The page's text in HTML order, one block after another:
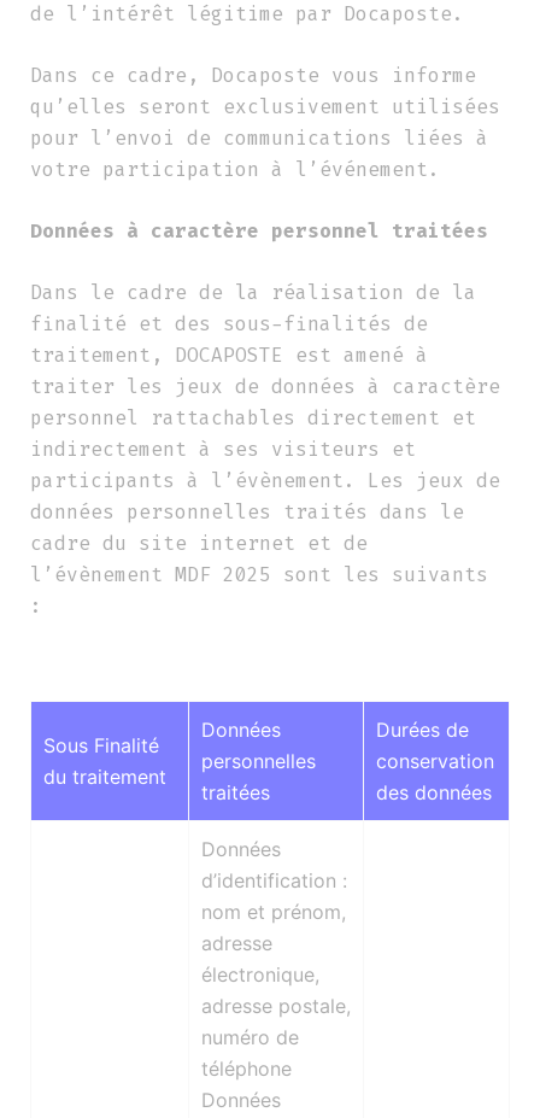
de l’intérêt légitime par Docaposte.
Dans ce cadre, Docaposte vous informe
qu’elles seront exclusivement utilisées
pour l’envoi de communications liées à
votre participation à l’événement.
Données à caractère personnel traitées
Dans le cadre de la réalisation de la
finalité et des sous-finalités de
traitement, DOCAPOSTE est amené à
traiter les jeux de données à caractère
personnel rattachables directement et
indirectement à ses visiteurs et
participants à l’évènement. Les jeux de
données personnelles traités dans le
cadre du site internet et de
l’évènement MDF 2025 sont les suivants
:
Sous Finalité
du traitement
Données
personnelles
traitées
Durées de
conservation
des données
Données
d’identification :
nom et prénom,
adresse
électronique,
adresse postale,
numéro de
téléphone
Données